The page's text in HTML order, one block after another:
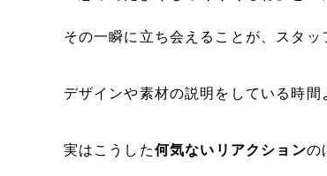
その一瞬に立ち会えることが、スタッ
デザインや素材の説明をしている時間
実はこうした何気ないリアクションの